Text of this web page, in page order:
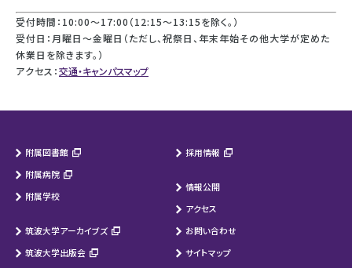
受付時間：10:00～17:00（12:15～13:15を除く。）
受付日：月曜日～金曜日（ただし、祝祭日、年末年始その他大学が定めた
休業日を除きます。）
アクセス：交通・キャンパスマップ
附属図書館
附属病院
附属学校
筑波大学アーカイブズ
筑波大学出版会
採用情報
情報公開
アクセス
お問い合わせ
サイトマップ